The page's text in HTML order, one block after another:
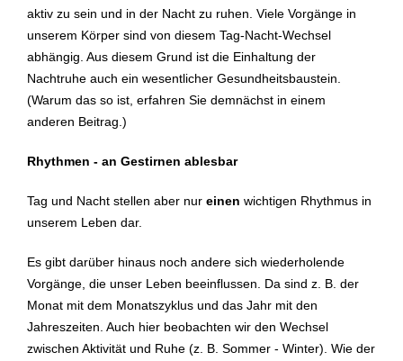
aktiv zu sein und in der Nacht zu ruhen. Viele Vorgänge in
unserem Körper sind von diesem Tag-Nacht-Wechsel
abhängig. Aus diesem Grund ist die Einhaltung der
Nachtruhe auch ein wesentlicher Gesundheitsbaustein.
(Warum das so ist, erfahren Sie demnächst in einem
anderen Beitrag.)
Rhythmen - an Gestirnen ablesbar
Tag und Nacht stellen aber nur einen wichtigen Rhythmus in
unserem Leben dar.
Es gibt darüber hinaus noch andere sich wiederholende
Vorgänge, die unser Leben beeinflussen. Da sind z. B. der
Monat mit dem Monatszyklus und das Jahr mit den
Jahreszeiten. Auch hier beobachten wir den Wechsel
zwischen Aktivität und Ruhe (z. B. Sommer - Winter). Wie der